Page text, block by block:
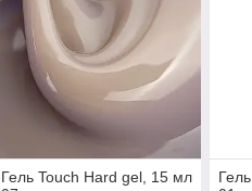
Гель Touch Hard gel, 15 мл